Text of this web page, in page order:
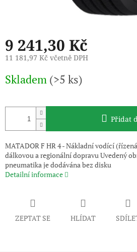
9 241,30 Kč
11 181,97 Kč včetně DPH
cena:
Skladem (>5 ks)
Přidat
MATADOR F HR 4 - Nákladní vodící
dálkovou a regionální dopravu Uvedený
pneumatika je dodávána bez disku
Detailní informace
ZEPTAT SE HLÍDAT